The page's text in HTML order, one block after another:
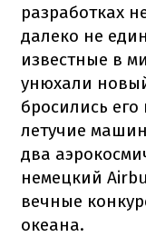
разработках
далеко не
известные в
унюхали
бросились
летучие
два
немецкий
вечные
океана.